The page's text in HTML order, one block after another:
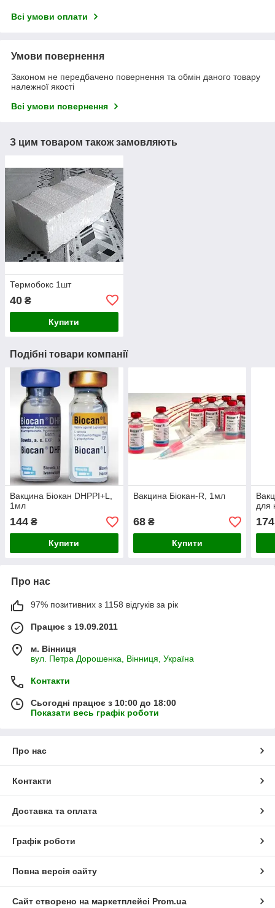
Всі умови оплати
Умови повернення
Законом не передбачено повернення та обмін даного товару
належної якості
Всі умови повернення
З цим товаром також замовляють
Термобокс 1шт
40 ₴
Купити
Подібні товари компанії
Вакцина Біокан DHPPI+L,
1мл
144 ₴
Купити
Вакцина Біокан-R, 1мл
68₴
Купити
для
174
Про нас
97% позитивних з 1158 відгуків за рік
Працює з 19.09.2011
м. Вінниця
вул. Петра Дорошенка, Вінниця, Україна
Контакти
Сьогодні працює з 10:00 до 18:00
Показати весь графік роботи
Про нас
Контакти
Доставка та оплата
Графік роботи
Повна версія сайту
Сайт створено на маркетплейсі Prom.ua